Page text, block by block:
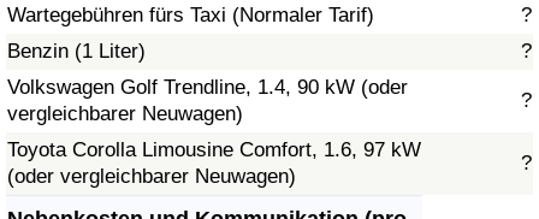
Wartegebühren fürs Taxi (Normaler Tarif)
?
Benzin (1 Liter)
?
Volkswagen Golf Trendline, 1.4, 90 kW (oder
vergleichbarer Neuwagen)
?
Toyota Corolla Limousine Comfort, 1.6, 97 kW
(oder vergleichbarer Neuwagen)
?